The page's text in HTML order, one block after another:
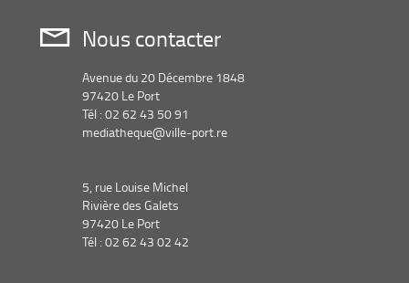
Nous contacter
Avenue du 20 Décembre 1848
97420 Le Port
Tél : 02 62 43 50 91
mediatheque@ville-port.re
5, rue Louise Michel
Rivière des Galets
97420 Le Port
Tél : 02 62 43 02 42